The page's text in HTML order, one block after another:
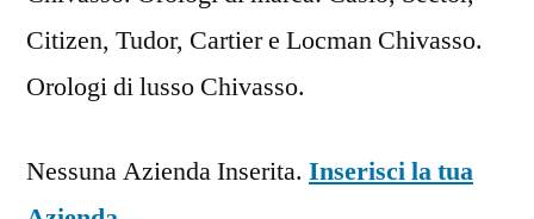
Citizen, Tudor, Cartier e Locman Chivasso.
Orologi di lusso Chivasso.
Nessuna Azienda Inserita. Inserisci la tua